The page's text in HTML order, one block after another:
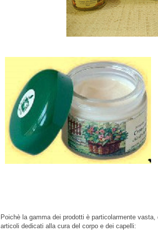
Poichè la gamma dei prodotti è particolarmente
articoli dedicati alla cura del corpo e dei capelli: